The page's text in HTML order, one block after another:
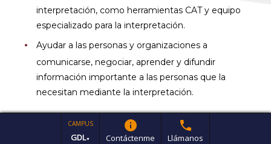
CAMPUS
GDL▼
info
Contáctenme
phone
Llámanos
interpretación, como herramientas CAT y equipo
especializado para la interpretación.
Ayudar a las personas y organizaciones a
comunicarse, negociar, aprender y difundir
información importante a las personas que la
necesitan mediante la interpretación.